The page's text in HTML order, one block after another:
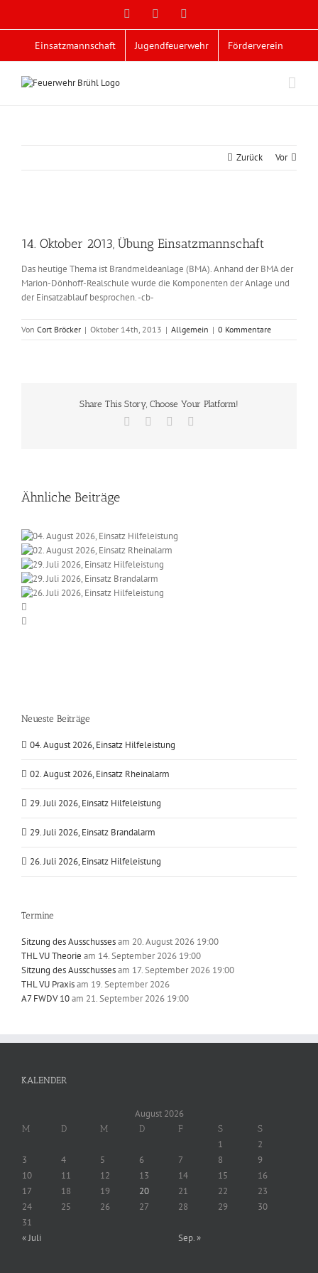
Facebook
Einsatzmannschaft Jugendfeuerwehr Förderverein
Zurück Vor
Bild
14. Oktober 2013, Übung Einsatzmannschaft
Das heutige Thema ist Brandmeldeanlage (BMA). Anhand der BMA der
Marion-Dönhoff-Realschule wurde die Komponenten der Anlage und
der Einsatzablauf besprochen. -cb-
Von Cort Bröcker | Oktober 14th, 2013 | Allgemein | 0 Kommentare
Share This Story, Choose Your Platform!
Facebook
Ähnliche Beiträge
Neueste Beiträge
04. August 2026, Einsatz Hilfeleistung
02. August 2026, Einsatz Rheinalarm
29. Juli 2026, Einsatz Hilfeleistung
29. Juli 2026, Einsatz Brandalarm
26. Juli 2026, Einsatz Hilfeleistung
Termine
Sitzung des Ausschussesam 20. August 2026 19:00
THL VU Theorie am 14. September 2026 19:00
Sitzung des Ausschussesam 17. September 2026 19:00
THL VU Praxisam 19. September 2026
A7 FWDV 10am 21. September 2026 19:00
KALENDER
August 2026
M D M D F S S
1
2
3
4 5 6 7 8
9
10
11 12 13 14 15
16
17
18 19 20 21 22
23
24
25 26 27 28 29
30
31
« Juli
Sep. »